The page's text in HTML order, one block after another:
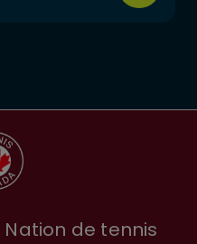
de tennis